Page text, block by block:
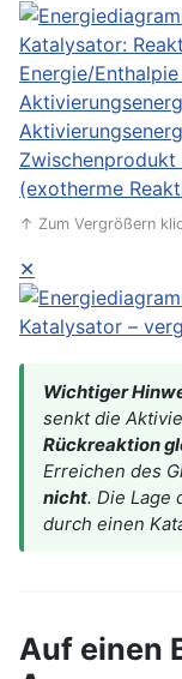
↑ Zum Vergrößern
✕
Wichtiger
senkt die
Rückreaktion
Erreichen des
nicht. Die Lage
durch einen
Auf einen